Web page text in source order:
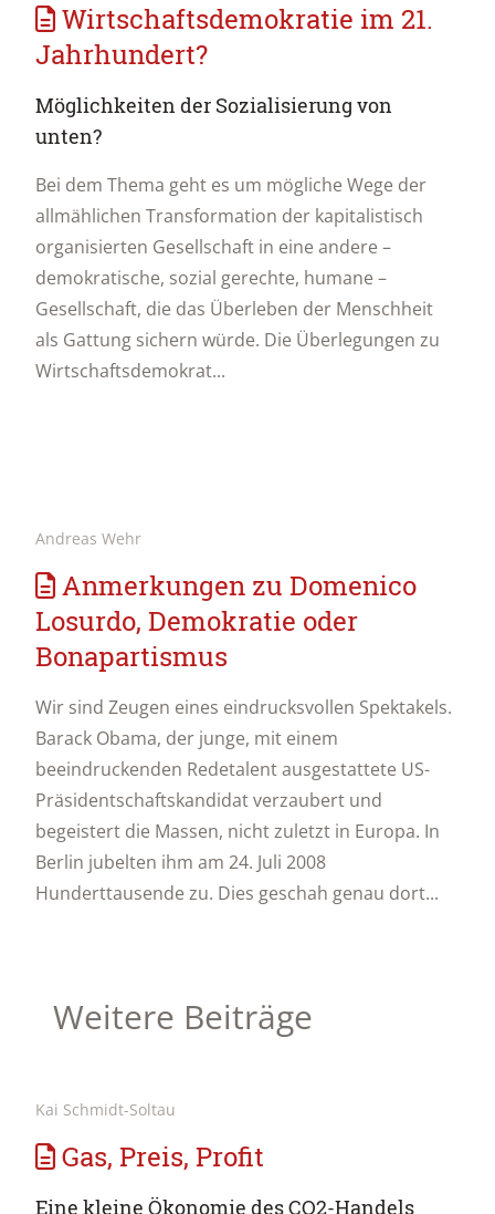
Wirtschaftsdemokratie im 21.
Jahrhundert?
Möglichkeiten der Sozialisierung von
unten?
Bei dem Thema geht es um mögliche Wege der
allmählichen Transformation der kapitalistisch
organisierten Gesellschaft in eine andere –
demokratische, sozial gerechte, humane –
Gesellschaft, die das Überleben der Menschheit
als Gattung sichern würde. Die Überlegungen zu
Wirtschaftsdemokrat...
Andreas Wehr
Anmerkungen zu Domenico
Losurdo, Demokratie oder
Bonapartismus
Wir sind Zeugen eines eindrucksvollen Spektakels.
Barack Obama, der junge, mit einem
beeindruckenden Redetalent ausgestattete US-
Präsidentschaftskandidat verzaubert und
begeistert die Massen, nicht zuletzt in Europa. In
Berlin jubelten ihm am 24. Juli 2008
Hunderttausende zu. Dies geschah genau dort...
Weitere Beiträge
Kai Schmidt-Soltau
Gas, Preis, Profit
Eine kleine Ökonomie des CO2-Handels